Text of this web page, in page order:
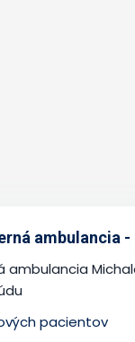
ambulancia -
pacientov